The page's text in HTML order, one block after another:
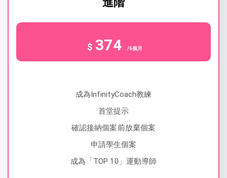
$ 374 /6個月
成為InfinityCoach教練
首堂提示
確認接納個案前放棄個案
申請學生個案
成為「TOP 10」運動導師